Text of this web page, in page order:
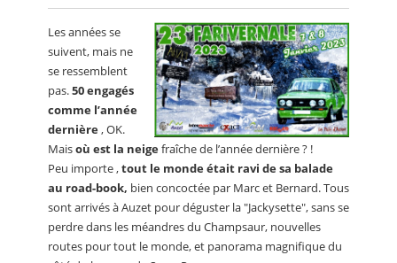
Les années se
suivent, mais ne
se ressemblent
pas.50 engagés
comme l’année
dernière, OK.
Maisoù est la neigefraîche de l’année dernière ? !
Peu importe ,tout le monde était ravi de sa balade
au road-book, bien concoctée par Marc et Bernard. Tous
sont arrivés à Auzet pour déguster la "Jackysette", sans se
perdre dans les méandres du Champsaur, nouvelles
routes pour tout le monde, et panorama magnifique du